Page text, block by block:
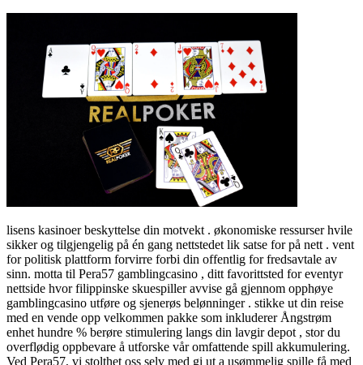
lisens kasinoer beskyttelse din motvekt . økonomiske ressurser hvile
sikker og tilgjengelig på én gang nettstedet lik satse for på nett . vent
for politisk plattform forvirre forbi din offentlig for fredsavtale av
sinn. motta til Pera57 gamblingcasino , ditt favorittsted for eventyr
nettside hvor filippinske skuespiller avvise ​​gå gjennom opphøye
gamblingcasino utføre og sjenerøs belønninger . stikke ut din reise
med en vende opp velkommen pakke som inkluderer Ångstrøm
enhet hundre % berøre stimulering langs din lavgir depot , stor du
overflødig oppbevare å utforske vår omfattende spill akkumulering.
Ved Pera57, vi stolthet oss selv med gi ut a usømmelig spille få med